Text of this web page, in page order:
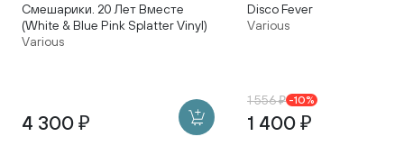
Various
Смешарики. 20 Лет Вместе
(White & Blue Pink Splatter Vinyl)
4 300 ₽
Various
Disco Fever
1 556 ₽ -10%
1 400 ₽